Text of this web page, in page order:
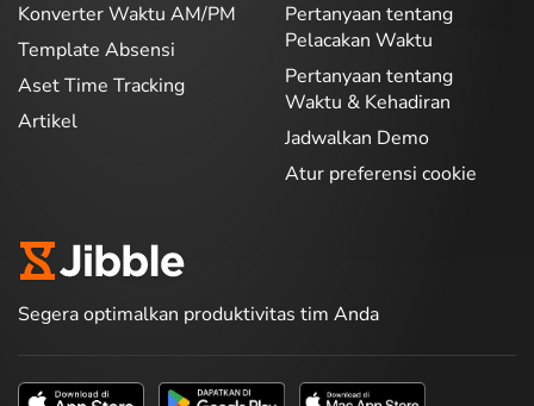
Konverter Waktu AM/PM
Template Absensi
Aset Time Tracking
Artikel
Pertanyaan tentang
Pelacakan Waktu
Pertanyaan tentang
Waktu & Kehadiran
Jadwalkan Demo
Atur preferensi cookie
Segera optimalkan produktivitas tim Anda